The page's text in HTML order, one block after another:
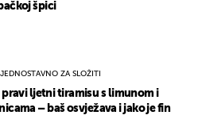
špici
ZA SLOŽITI
pravi ljetni tiramisu s limunom i
– baš osvježava i jako je fin